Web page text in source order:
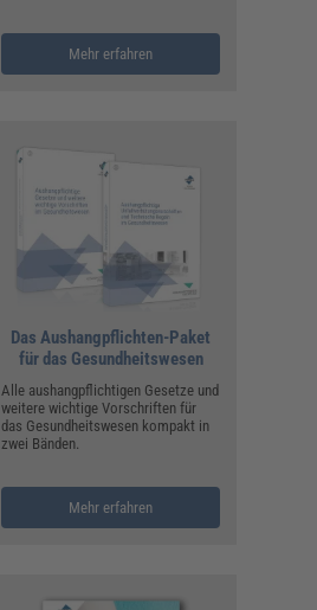
Mehr erfahren
Das Aushangpflichten-Paket
für das Gesundheitswesen
Alle aushangpflichtigen Gesetze und
weitere wichtige Vorschriften für
das Gesundheitswesen kompakt in
zwei Bänden.
Mehr erfahren